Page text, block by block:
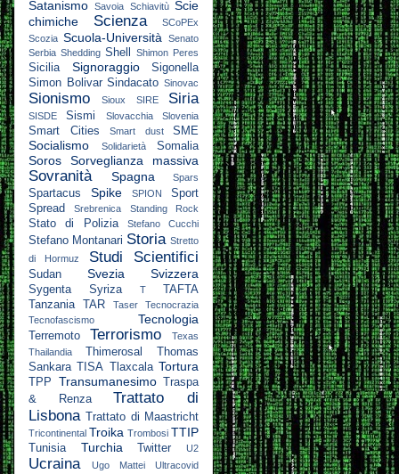
Satanismo Savoia Schiavitù Scie
chimiche
Scienza
SCoPEx
Scozia Scuola-Università
Senato
Serbia Shedding Shell Shimon Peres
Sicilia Signoraggio
Sigonella
Simon Bolivar Sindacato Sinovac
Sionismo Sioux SIRE Siria
SISDE Sismi Slovacchia Slovenia
Smart Cities Smart dust SME
Socialismo Solidarietà Somalia
Soros Sorveglianza massiva
Sovranità Spagna Spars
Spartacus Spike SPION
Sport
Spread
Srebrenica Standing Rock
Stato di Polizia Stefano Cucchi
Stefano Montanari Storia Stretto
di Hormuz
Studi Scientifici
Sudan Svezia Svizzera
Sygenta Syriza T
TAFTA
Tanzania
TAR Taser
Tecnocrazia
Tecnofascismo
Tecnologia
Terremoto Terrorismo
Texas
Thailandia
Thimerosal
Thomas
Sankara
TISA Tlaxcala Tortura
TPP Transumanesimo
Traspa
& Renza
Trattato di
Lisbona
Trattato di Maastricht
Tricontinental Troika Trombosi TTIP
Tunisia Turchia Twitter U2
Ucraina Ugo Mattei Ultracovid